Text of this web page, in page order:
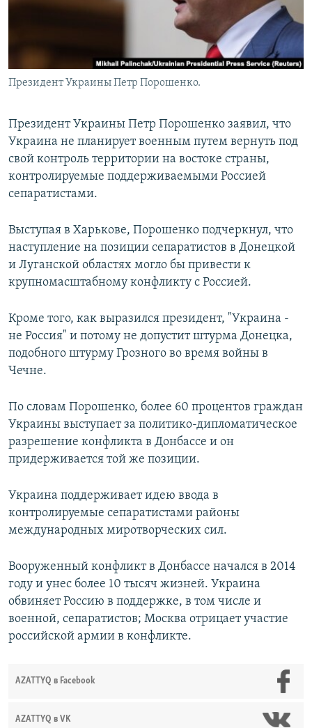
Президент Украины Петр Порошенко.
Президент Украины Петр Порошенко заявил, что
Украина не планирует военным путем вернуть под
свой контроль территории на востоке страны,
контролируемые поддерживаемыми Россией
сепаратистами.
Выступая в Харькове, Порошенко подчеркнул, что
наступление на позиции сепаратистов в Донецкой
и Луганской областях могло бы привести к
крупномасштабному конфликту с Россией.
Кроме того, как выразился президент, "Украина -
не Россия" и потому не допустит штурма Донецка,
подобного штурму Грозного во время войны в
Чечне.
По словам Порошенко, более 60 процентов граждан
Украины выступает за политико-дипломатическое
разрешение конфликта в Донбассе и он
придерживается той же позиции.
Украина поддерживает идею ввода в
контролируемые сепаратистами районы
международных миротворческих сил.
Вооруженный конфликт в Донбассе начался в 2014
году и унес более 10 тысяч жизней. Украина
обвиняет Россию в поддержке, в том числе и
военной, сепаратистов; Москва отрицает участие
российской армии в конфликте.
AZATTYQ в Facebook
AZATTYQ в VK